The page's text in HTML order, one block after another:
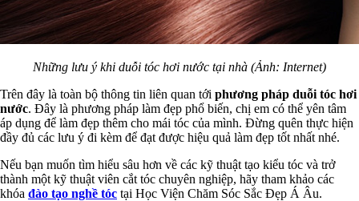
Những lưu ý khi duỗi tóc hơi nước tại nhà (Ảnh: Internet)
Trên đây là toàn bộ thông tin liên quan tới phương pháp duỗi tóc hơi
nước. Đây là phương pháp làm đẹp phổ biến, chị em có thể yên tâm
áp dụng để làm đẹp thêm cho mái tóc của mình. Đừng quên thực hiện
đầy đủ các lưu ý đi kèm để đạt được hiệu quả làm đẹp tốt nhất nhé.
Nếu bạn muốn tìm hiểu sâu hơn về các kỹ thuật tạo kiểu tóc và trở
thành một kỹ thuật viên cắt tóc chuyên nghiệp, hãy tham khảo các
khóa đào tạo nghề tóc tại Học Viện Chăm Sóc Sắc Đẹp Á Âu.